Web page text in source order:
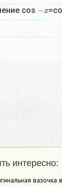
cos − x
интересно: